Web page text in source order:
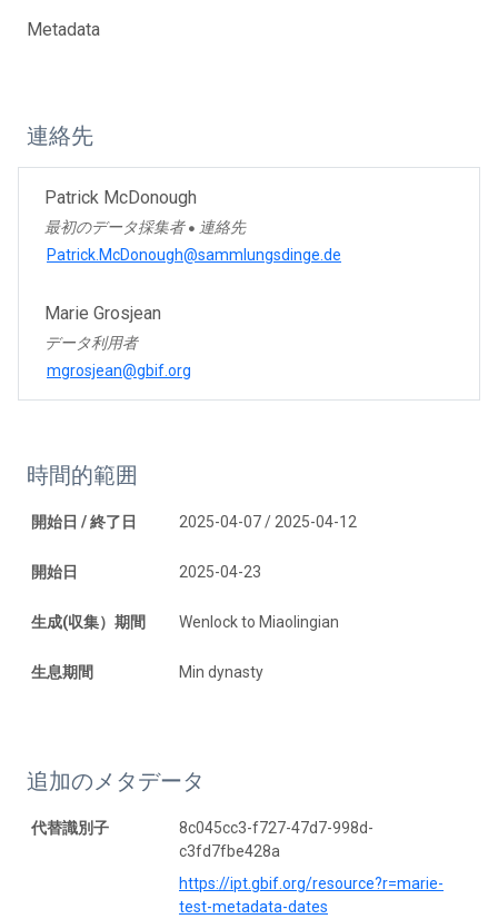
Metadata
連絡先
Patrick McDonough
最初のデータ採集者 ● 連絡先
Patrick.McDonough@sammlungsdinge.de
Marie Grosjean
データ利用者
mgrosjean@gbif.org
時間的範囲
開始日 / 終了日 2025-04-07 / 2025-04-12
開始日 2025-04-23
生成(収集）期間 Wenlock to Miaolingian
生息期間 Min dynasty
追加のメタデータ
代替識別子
8c045cc3-f727-47d7-998d-
c3fd7fbe428a
https://ipt.gbif.org/resource?r=marie-
test-metadata-dates